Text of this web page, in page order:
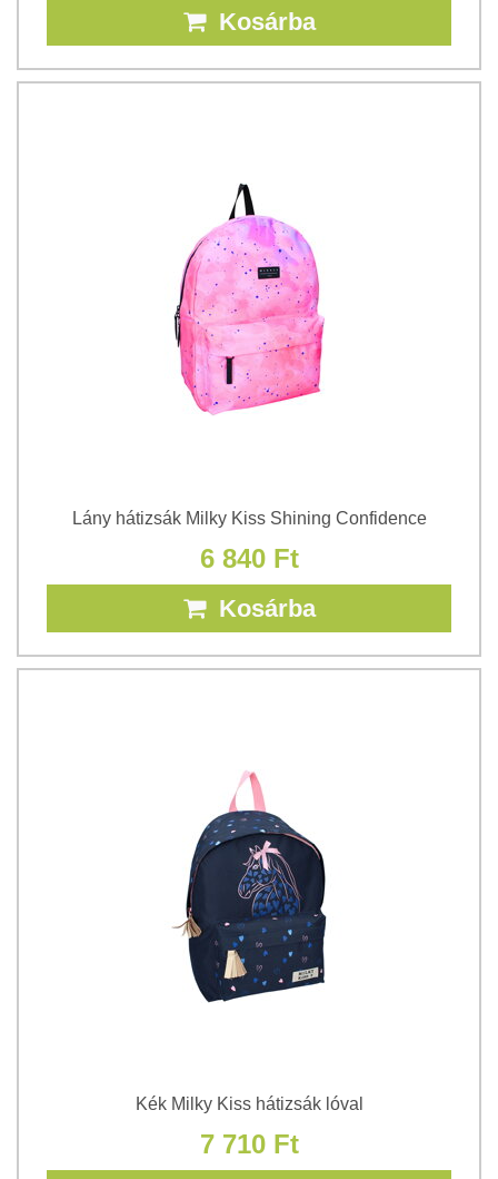
Kosárba
Lány hátizsák Milky Kiss Shining Confidence
6 840 Ft
Kosárba
Kék Milky Kiss hátizsák lóval
7 710 Ft